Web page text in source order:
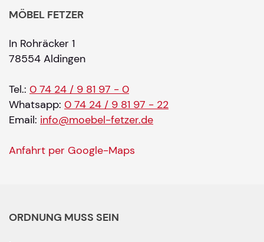
MÖBEL FETZER
In Rohräcker 1
78554 Aldingen
Tel.: 0 74 24 / 9 81 97 - 0
Whatsapp: 0 74 24 / 9 81 97 - 22
Email: info@moebel-fetzer.de
Anfahrt per Google-Maps
ORDNUNG MUSS SEIN